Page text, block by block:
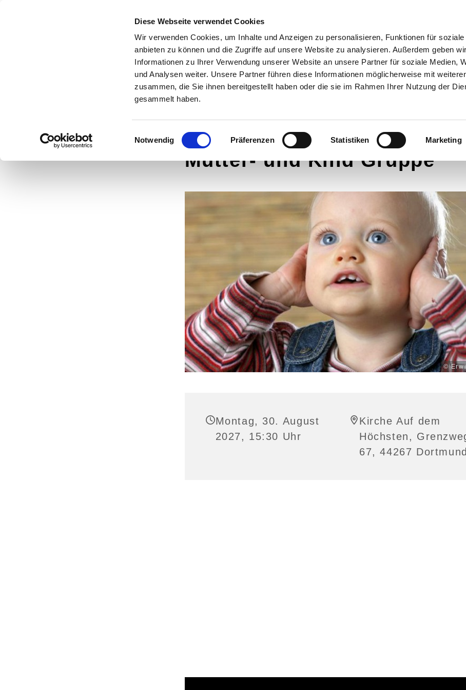
Diese Webseite verwendet Cookies
Wir verwenden Cookies, um Inhalte und Anzeigen zu personalisieren, Funktionen für soziale
anbieten zu können und die Zugriffe auf unsere Website zu analysieren. Außerdem geben wir
Informationen zu Ihrer Verwendung unserer Website an unsere Partner für soziale Medien,
und Analysen weiter. Unsere Partner führen diese Informationen möglicherweise mit
zusammen, die Sie ihnen bereitgestellt haben oder die sie im Rahmen Ihrer Nutzung der
gesammelt haben.
Einwilligungsauswahl
Notwendig Präferenzen Statistiken Marketing
HOME WIR SIND FÜR SIE DA! GOTTESDIENSTE SYBURGER
SANKT PETER WEG
1250 JAHRE KIRCHE IN
Mutter- und Kind Gruppe
©
Montag, 30. August
2027, 15:30 Uhr
Kirche Auf dem
Höchsten,
67, 44267 Dortmund